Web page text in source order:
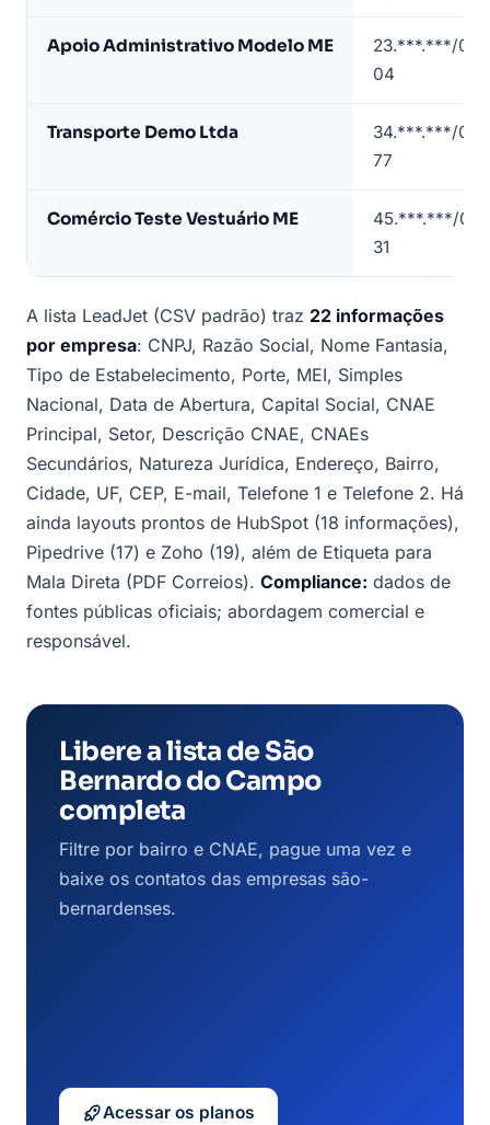
empresas
Bernardo
(dados
Apoio Administrativo Modelo ME
23.***.***/
04
Transporte Demo Ltda
34.***.***/
77
Comércio Teste Vestuário ME
45.***.***/
31
A lista LeadJet (CSV padrão) traz 22 informações
por empresa: CNPJ, Razão Social, Nome Fantasia,
Tipo de Estabelecimento, Porte, MEI, Simples
Nacional, Data de Abertura, Capital Social, CNAE
Principal, Setor, Descrição CNAE, CNAEs
Secundários, Natureza Jurídica, Endereço, Bairro,
Cidade, UF, CEP, E-mail, Telefone 1 e Telefone 2. Há
ainda layouts prontos de HubSpot (18 informações),
Pipedrive (17) e Zoho (19), além de Etiqueta para
Mala Direta (PDF Correios). Compliance: dados de
fontes públicas oficiais; abordagem comercial e
responsável.
Libere a lista de São
Bernardo do Campo
completa
Filtre por bairro e CNAE, pague uma vez e
baixe os contatos das empresas são-
bernardenses.
Acessar os planos